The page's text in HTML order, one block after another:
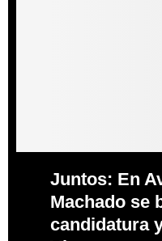
Juntos: En
Machado se
candidatura